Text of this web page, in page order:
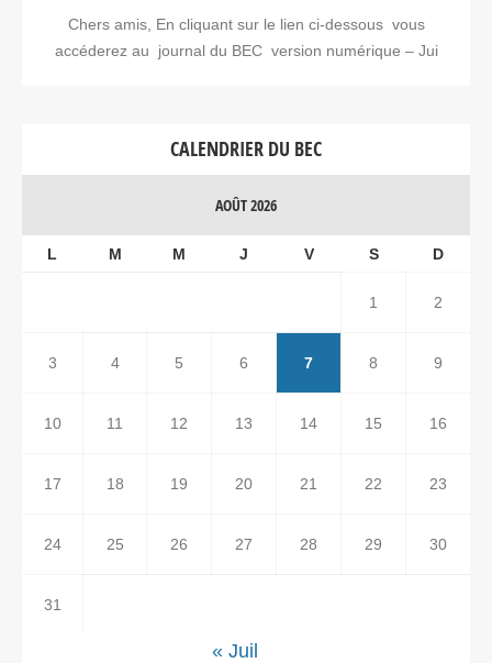
Chers amis, En cliquant sur le lien ci-dessous vous
accéderez au journal du BEC version numérique – Jui
CALENDRIER DU BEC
AOÛT 2026
L M M J V S D
1 2
3 4 5 6 7 8 9
10 11 12 13 14 15 16
17 18 19 20 21 22 23
24 25 26 27 28 29 30
31
« Juil